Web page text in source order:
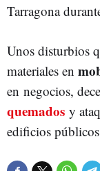
Tarragona
Unos disturbios
materiales en
en negocios,
quemados y
edificios